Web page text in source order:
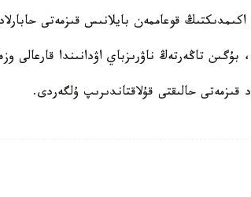
اكىمدىكتىڭ قوعاممەن بايلانىس قىزمەتى
بۇگىن تاڭەرتەڭ ناۋرىزباي اۋدانىندا قارعالى
قىزمەتى حالىقتى قۇلاقتاندىرىپ ۇلگەردى.